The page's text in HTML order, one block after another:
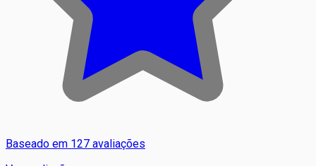
Baseado em 127 avaliações